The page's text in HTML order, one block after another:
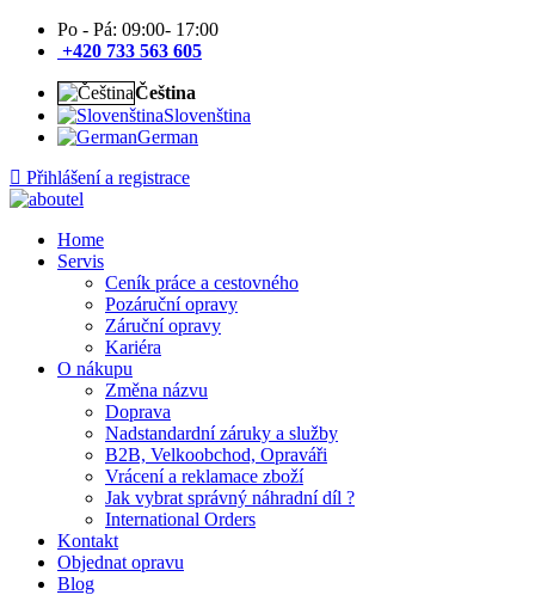
Po - Pá: 09:00- 17:00
+420 733 563 605
Čeština
Slovenština
German
Přihlášení a registrace
Home
Servis
Ceník práce a cestovného
Pozáruční opravy
Záruční opravy
Kariéra
O nákupu
Změna názvu
Doprava
Nadstandardní záruky a služby
B2B, Velkoobchod, Opraváři
Vrácení a reklamace zboží
Jak vybrat správný náhradní díl ?
International Orders
Kontakt
Objednat opravu
Blog